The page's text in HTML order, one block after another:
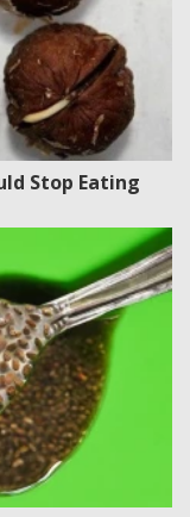
Stop Eating